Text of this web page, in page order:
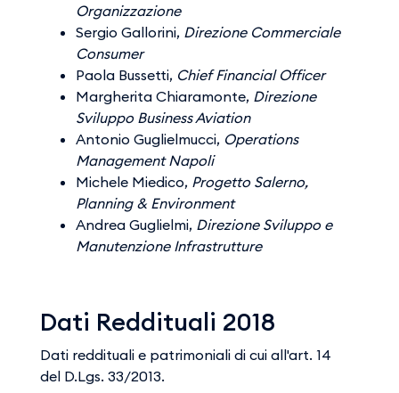
Organizzazione
Sergio Gallorini, Direzione Commerciale
Consumer
Paola Bussetti, Chief Financial Officer
Margherita Chiaramonte, Direzione
Sviluppo Business Aviation
Antonio Guglielmucci, Operations
Management Napoli
Michele Miedico, Progetto Salerno,
Planning & Environment
Andrea Guglielmi, Direzione Sviluppo e
Manutenzione Infrastrutture
Dati Reddituali 2018
Dati reddituali e patrimoniali di cui all'art. 14
del D.Lgs. 33/2013.